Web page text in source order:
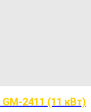
GM-2411 (11 кВт)